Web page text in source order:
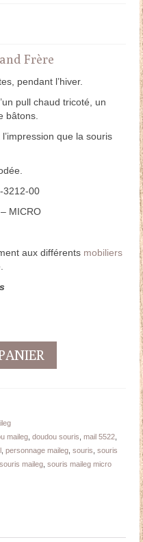
Frère
pendant l’hiver.
pull chaud tricoté, un
bâtons.
que la souris
00
MICRO
aux différents mobiliers
maileg doudou souris mail 5522
personnage maileg souris souris
souris maileg souris maileg micro